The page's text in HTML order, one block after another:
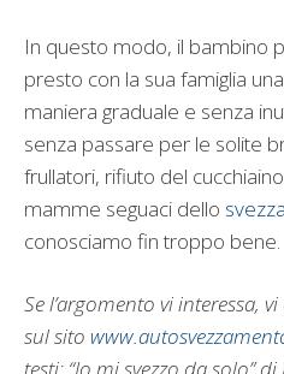
In questo modo, il bambino
presto con la sua famiglia
maniera graduale e senza
senza passare per le solite
frullatori, rifiuto del
mamme seguaci dello
conosciamo fin troppo bene.
Se l’argomento vi interessa,
sul sito